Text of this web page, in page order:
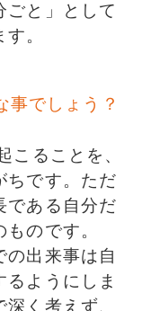
ごと」として
。
事でしょう？
こることを、
ちです。ただ
である自分だ
のです。
の出来事は自
ようにしま
く考えず、